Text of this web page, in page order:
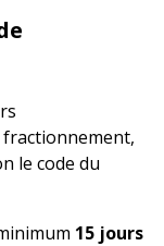
le code du
15 jours